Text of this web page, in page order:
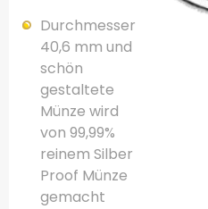
Durchmesser
40,6 mm und
schön
gestaltete
Münze wird
von 99,99%
reinem Silber
Proof Münze
gemacht